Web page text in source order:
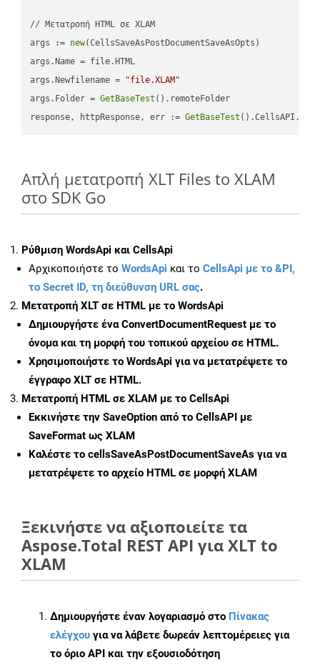
// Μετατροπή HTML σε XLAM
args := new(CellsSaveAsPostDocumentSaveAsOpts)
args.Name = file.HTML
args.Newfilename =
"file.XLAM"
args.Folder = GetBaseTest ().remoteFolder
response, httpResponse, err := GetBaseTest ().CellsAPI.
Απλή μετατροπή XLT Files to XLAM
στο SDK Go
Ρύθμιση WordsApi και CellsApi
Αρχικοποιήστε το WordsApi και το CellsApi με το &PI,
το Secret ID, τη διεύθυνση URL σας.
Μετατροπή XLT σε HTML με το WordsApi
Δημιουργήστε έναConvertDocumentRequest με το
όνομα και τη μορφή του τοπικού αρχείου σε HTML.
Χρησιμοποιήστε το WordsApi για να μετατρέψετε το
έγγραφο XLT σε HTML.
Μετατροπή HTML σε XLAM με το CellsApi
Εκκινήστε την SaveOption από το CellsAPI με
SaveFormat ως XLAM
Καλέστε το cellsSaveAsPostDocumentSaveAs για να
μετατρέψετε το αρχείο HTML σε μορφή XLAM
Ξεκινήστε να αξιοποιείτε τα
Aspose.Total REST API για XLT to
XLAM
Δημιουργήστε έναν λογαριασμό στο Πίνακας
ελέγχου για να λάβετε δωρεάν λεπτομέρειες για
το όριο API και την εξουσιοδότηση